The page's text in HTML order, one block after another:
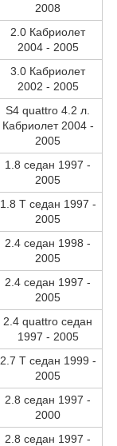
2008
2.0 Кабриолет
2004 - 2005
3.0 Кабриолет
2002 - 2005
S4 quattro 4.2 л.
Кабриолет 2004 -
2005
1.8 седан 1997 -
2005
1.8 T седан 1997 -
2005
2.4 седан 1998 -
2005
2.4 седан 1997 -
2005
2.4 quattro седан
1997 - 2005
2.7 T седан 1999 -
2005
2.8 седан 1997 -
2000
2.8 седан 1997 -